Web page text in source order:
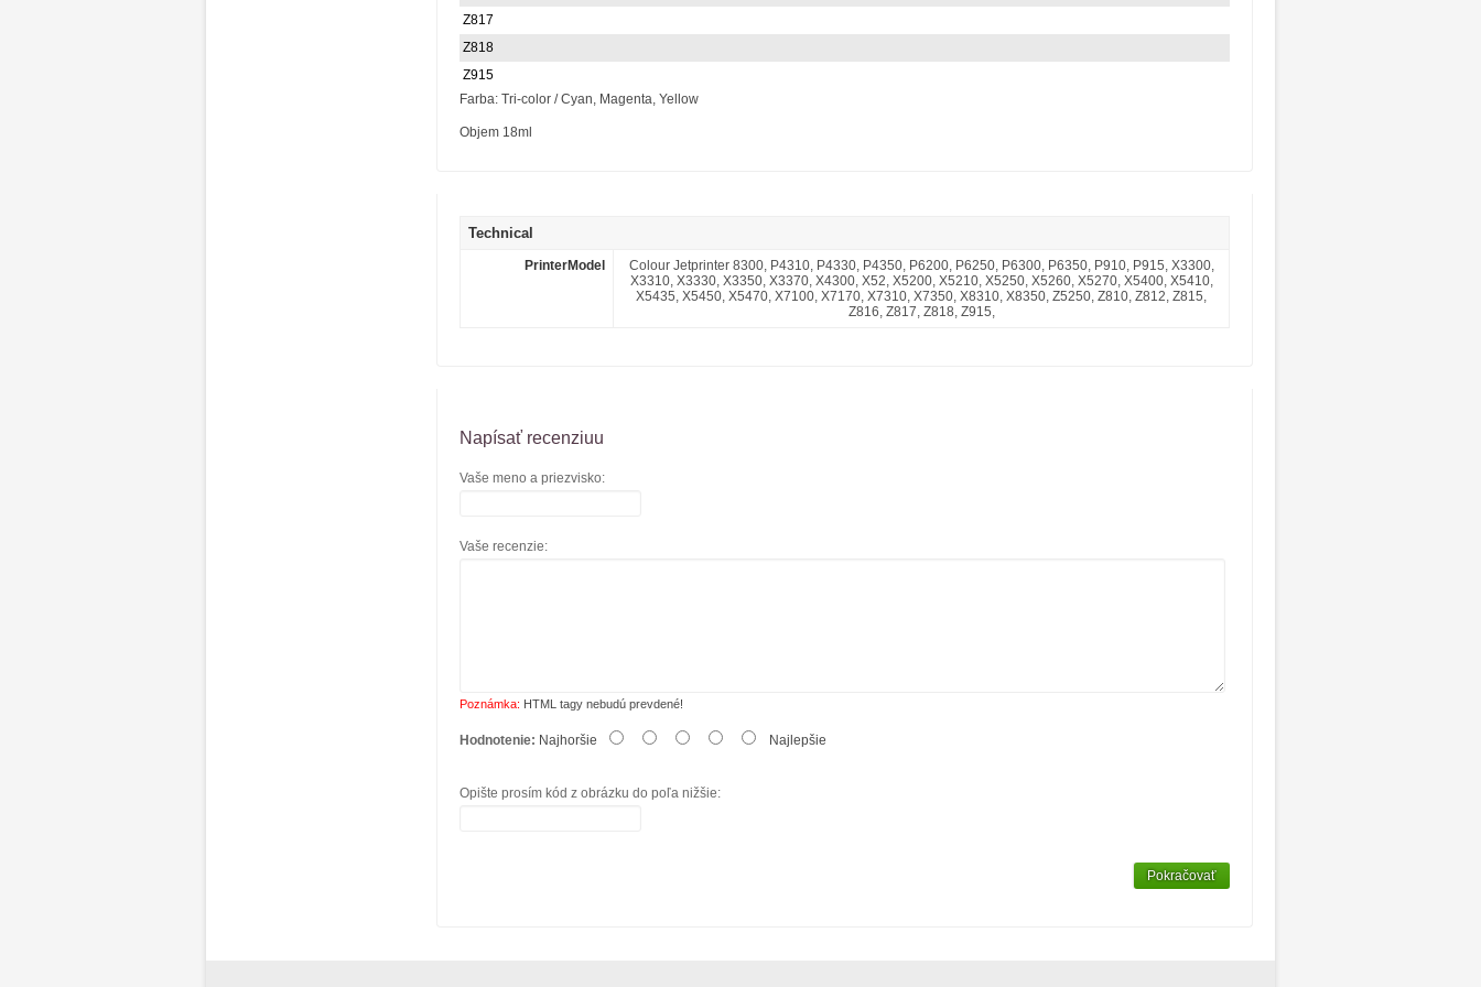
Z817
Z818
Z915
Farba: Tri-color / Cyan, Magenta, Yellow
Objem 18ml
Technical
PrinterModel
Colour Jetprinter 8300, P4310, P4330, P4350, P6200, P6250, P6300, P6350, P910, P915, X3300,
X3310, X3330, X3350, X3370, X4300, X52, X5200, X5210, X5250, X5260, X5270, X5400, X5410,
X5435, X5450, X5470, X7100, X7170, X7310, X7350, X8310, X8350, Z5250, Z810, Z812, Z815,
Z816, Z817, Z818, Z915,
Napísať recenziuu
Vaše meno a priezvisko:
Vaše recenzie:
Poznámka: HTML tagy nebudú prevdené!
Hodnotenie: Najhoršie Najlepšie
Opište prosím kód z obrázku do poľa nižšie:
Pokračovať